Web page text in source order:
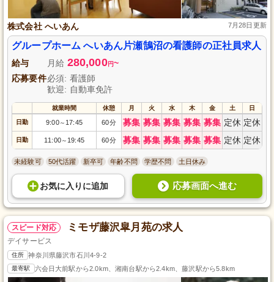
株式会社 へいあん 7月28日更新
グループホーム へいあん片瀬鵠沼の看護師の正社員求人
給与 月給 280,000円~
応募要件必須: 看護師
歓迎: 自動車免許
就業時間 休憩 月 火 水 木 金 土 日
日勤 9:00～ 17:45 60分 募集 募集 募集 募集 募集 定休 定休
日勤 11:00～ 19:45 60分 募集 募集 募集 募集 募集 定休 定休
未経験可 50代活躍 新卒可 年齢不問 学歴不問 土日休み
お気に入り に追加 応募画面へ進む
スピード対応 ミモザ藤沢皐月苑の求人
デイサービス
住所 神奈川県藤沢市石川4-9-2
最寄駅 六会日大前駅から2.0km、湘南台駅から2.4km、藤沢駅から5.8km